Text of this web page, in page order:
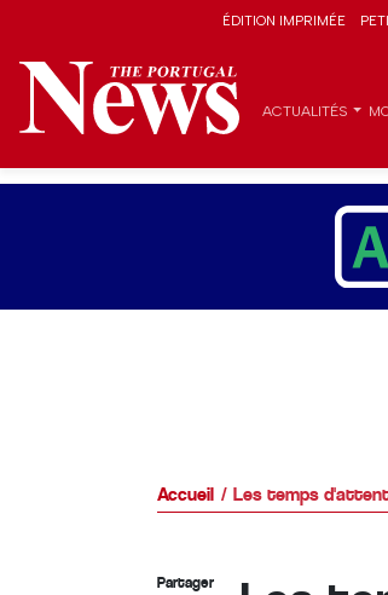
ÉDITION IMPRIMÉE
ACTUALITÉS
Accueil Les temps
Partager